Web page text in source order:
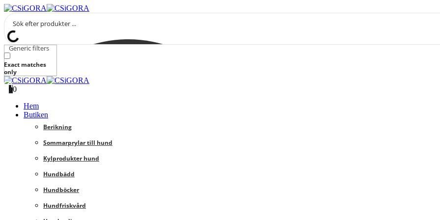
Generic filters
Exact matches
only
00
Hem
Butiken
Berikning
Sommarprylar till hund
Kylprodukter hund
Hundbädd
Hundböcker
Hundfriskvård